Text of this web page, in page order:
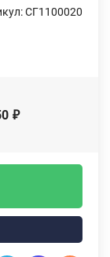
СГ1100020
₽